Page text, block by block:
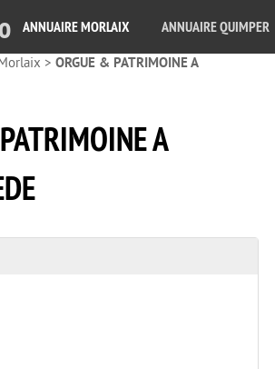
ANNUAIRE MORLAIX ANNUAIRE QUIMPER
> ORGUE & PATRIMOINE A
A